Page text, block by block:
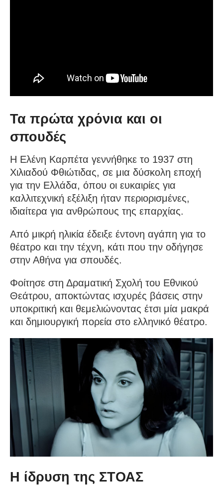
Τα πρώτα χρόνια και οι
σπουδές
Η Ελένη Καρπέτα γεννήθηκε το 1937 στη
Χιλιαδού Φθιώτιδας, σε μια δύσκολη εποχή
για την Ελλάδα, όπου οι ευκαιρίες για
καλλιτεχνική εξέλιξη ήταν περιορισμένες,
ιδιαίτερα για ανθρώπους της επαρχίας.
Από μικρή ηλικία έδειξε έντονη αγάπη για το
θέατρο και την τέχνη, κάτι που την οδήγησε
στην Αθήνα για σπουδές.
Φοίτησε στη Δραματική Σχολή του Εθνικού
Θεάτρου, αποκτώντας ισχυρές βάσεις στην
υποκριτική και θεμελιώνοντας έτσι μία μακρά
και δημιουργική πορεία στο ελληνικό θέατρο.
Η ίδρυση της ΣΤΟΑΣ